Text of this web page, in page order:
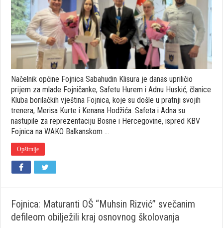
Adnu,
članice
KBV
Fojnica
koje
su
osvojile
bronzanu
medalju
na
Balkanskom
u
Načelnik općine Fojnica Sabahudin Klisura je danas upriličio
prijem za mlade Fojničanke, Safetu Hurem i Adnu Huskić, članice
Kluba borilačkih vještina Fojnica, koje su došle u pratnji svojih
trenera, Merisa Kurte i Kenana Hodžića. Safeta i Adna su
nastupile za reprezentaciju Bosne i Hercegovine, ispred KBV
Fojnica na WAKO Balkanskom …
Opširnije
Fojnica: Maturanti OŠ “Muhsin Rizvić” svečanim
defileom obilježili kraj osnovnog školovanja